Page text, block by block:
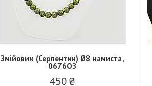
Змійовик (Серпентин) Ø8 намиста,
0676ОЗ
450 ₴